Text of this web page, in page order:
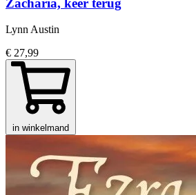
Zacharia, keer terug
Lynn Austin
€ 27,99
in winkelmand